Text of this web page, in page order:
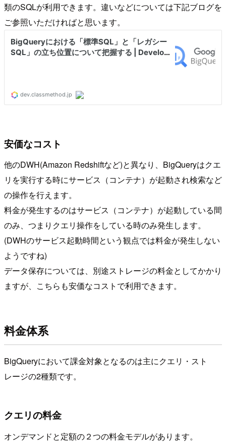
類のSQLが利用できます。違いなどについては下記ブログを
ご参照いただければと思います。
安価なコスト
他のDWH(Amazon Redshiftなど)と異なり、BigQueryはクエ
リを実行する時にサービス（コンテナ）が起動され検索など
の操作を行えます。
料金が発生するのはサービス（コンテナ）が起動している間
のみ、つまりクエリ操作をしている時のみ発生します。
(DWHのサービス起動時間という観点では料金が発生しない
ようですね)
データ保存については、別途ストレージの料金としてかかり
ますが、こちらも安価なコストで利用できます。
料金体系
BigQueryにおいて課金対象となるのは主にクエリ・スト
レージの2種類です。
クエリの料金
オンデマンドと定額の２つの料金モデルがあります。